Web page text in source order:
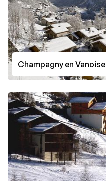
Champagny en Vanoise